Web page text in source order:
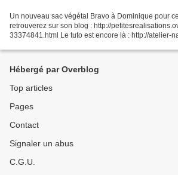
Un nouveau sac végétal Bravo à Dominique pour
retrouverez sur son blog : http://
33374841.html Le tuto est encore là : http://atelier-
Hébergé par Overblog
Top articles
Pages
Contact
Signaler un abus
C.G.U.